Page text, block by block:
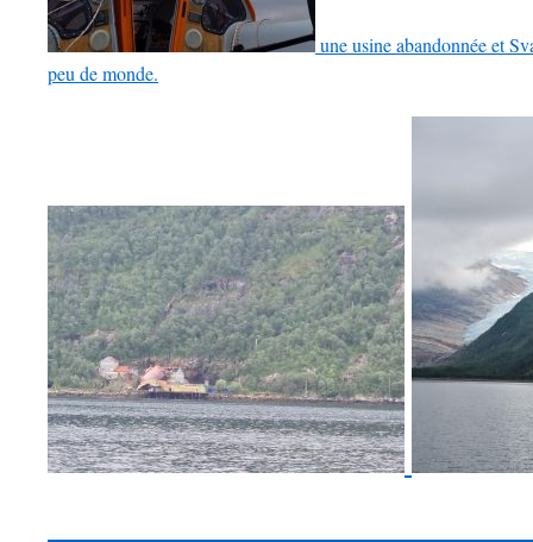
une usine abandonnée et
peu de monde.